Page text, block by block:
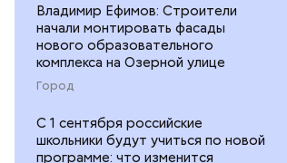
Владимир Ефимов: Строители
начали монтировать фасады
нового образовательного
комплекса на Озерной улице
Город
С 1 сентября российские
школьники будут учиться по новой
программе: что изменится